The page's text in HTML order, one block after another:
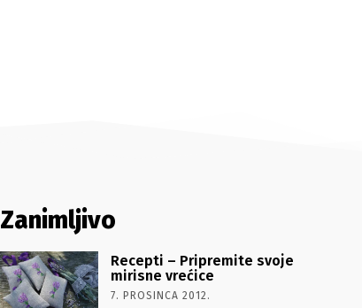
Zanimljivo
Recepti – Pripremite svoje
mirisne vrećice
7. PROSINCA 2012.